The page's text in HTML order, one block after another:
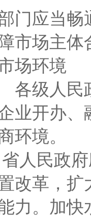
应当畅
市场主
环境
人民政
业开办
环境。
民政府
改革，
力。加